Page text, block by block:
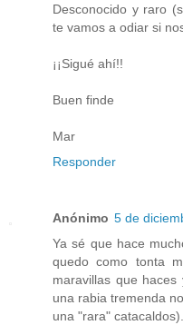
Desconocido y raro
te vamos a odiar si
¡¡Sigué ahí!!
Buen finde
Mar
Responder
Anónimo 5 de
Ya sé que hace
quedo como tonta
maravillas que
una rabia tremenda
una "rara" catacaldos).